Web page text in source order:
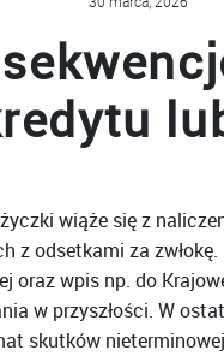
wiąże się z
z odsetkami za
oraz wpis np. do
w przyszłości. W
skutków